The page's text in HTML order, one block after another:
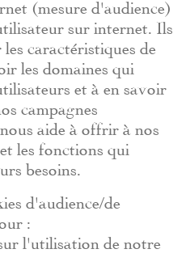
(mesure d'audience)
sur internet. Ils
caractéristiques de
les domaines qui
et à en savoir
campagnes
aide à offrir à nos
les fonctions qui
besoins.
d'audience/de
:
l'utilisation de notre